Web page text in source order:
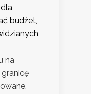
budżet,
na